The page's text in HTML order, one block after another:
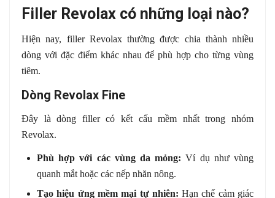
Filler Revolax có những loại nào?
Hiện nay, filler Revolax thường được chia thành nhiều
dòng với đặc điểm khác nhau để phù hợp cho từng vùng
tiêm.
Dòng Revolax Fine
Đây là dòng filler có kết cấu mềm nhất trong nhóm
Revolax.
Phù hợp với các vùng da mỏng: Ví dụ như vùng
quanh mắt hoặc các nếp nhăn nông.
Tạo hiệu ứng mềm mại tự nhiên: Hạn chế cảm giác